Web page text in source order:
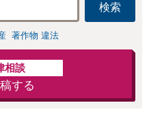
検索
著作物 違法
相談
する